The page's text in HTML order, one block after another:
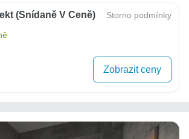
(snídaně V Ceně) Storno podmínky
Zobrazit ceny